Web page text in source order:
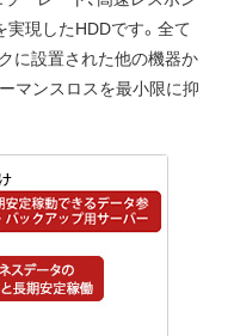
実現したHDDです。全て
に設置された他の機器か
マンスロスを最小限に抑